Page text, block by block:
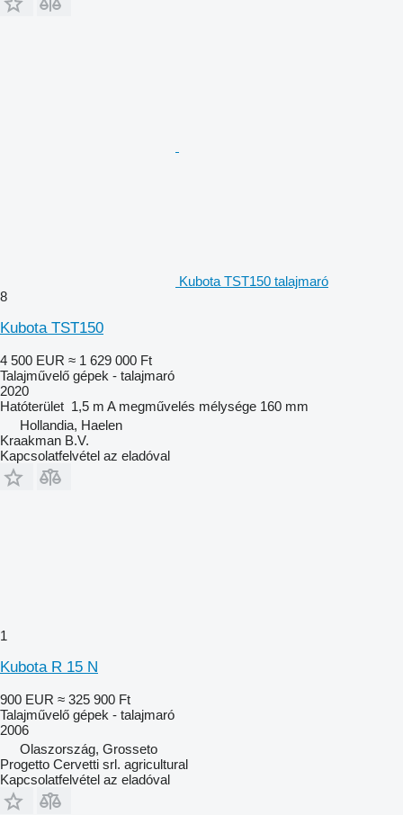
Kubota TST150 talajmaró
8
Kubota TST150
4 500 EUR ≈ 1 629 000 Ft
Talajművelő gépek - talajmaró
2020
Hatóterület 1,5 m A megművelés mélysége 160 mm
Hollandia, Haelen
Kraakman B.V.
Kapcsolatfelvétel az eladóval
1
Kubota R 15 N
900 EUR ≈ 325 900 Ft
Talajművelő gépek - talajmaró
2006
Olaszország, Grosseto
Progetto Cervetti srl. agricultural
Kapcsolatfelvétel az eladóval